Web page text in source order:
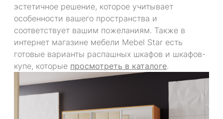
эстетичное решение, которое учитывает
особенности вашего пространства и
соответствует вашим пожеланиям. Также в
интернет магазине мебели Mebel Star есть
готовые варианты распашных шкафов и шкафов-
купе, которые просмотреть в каталоге.